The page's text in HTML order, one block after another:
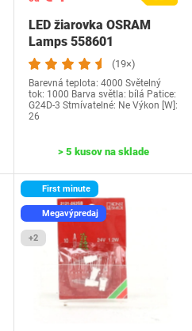
LED žiarovka OSRAM
Lamps 558601
(19×)
Barevná teplota: 4000 Světelný
tok: 1000 Barva světla: bílá Patice:
G24D-3 Stmívatelné: Ne Výkon [W]:
26
> 5 kusov na sklade
First minute
Megavýpredaj
+2